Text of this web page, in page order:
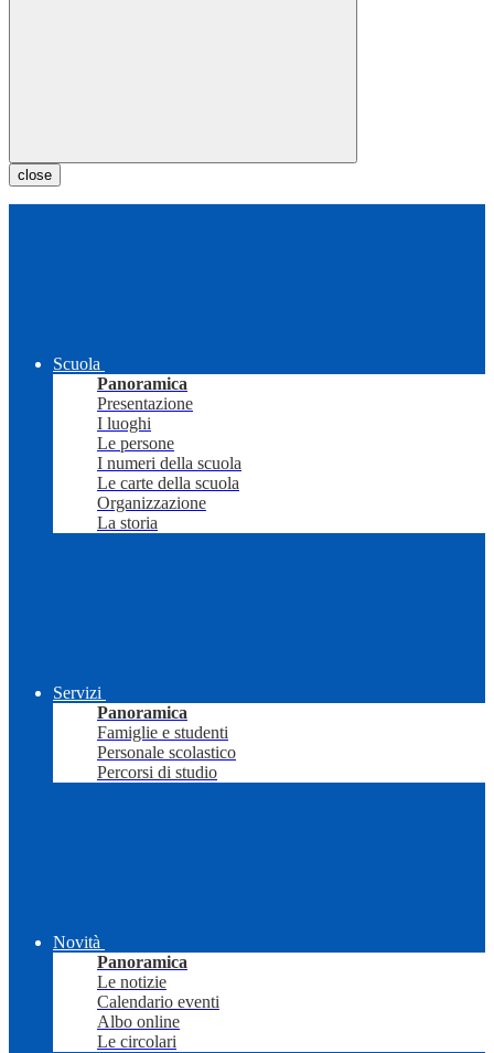
close
Scuola
Panoramica
Presentazione
I luoghi
Le persone
I numeri della scuola
Le carte della scuola
Organizzazione
La storia
Servizi
Panoramica
Famiglie e studenti
Personale scolastico
Percorsi di studio
Novità
Panoramica
Le notizie
Calendario eventi
Albo online
Le circolari